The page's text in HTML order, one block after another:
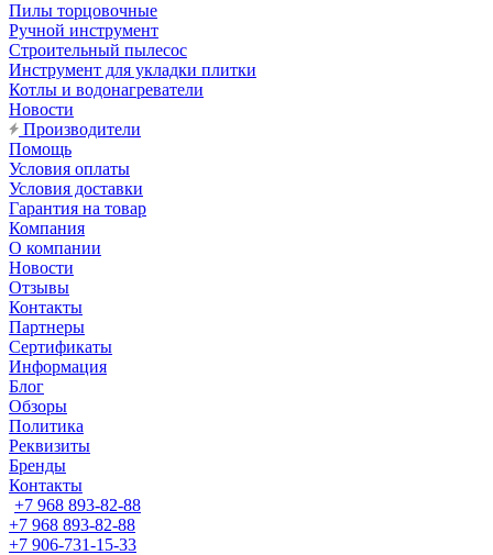
Пилы торцовочные
Ручной инструмент
Строительный пылесос
Инструмент для укладки плитки
Котлы и водонагреватели
Новости
Производители
Помощь
Условия оплаты
Условия доставки
Гарантия на товар
Компания
О компании
Новости
Отзывы
Контакты
Партнеры
Сертификаты
Информация
Блог
Обзоры
Политика
Реквизиты
Бренды
Контакты
+7 968 893-82-88
+7 968 893-82-88
+7 906-731-15-33